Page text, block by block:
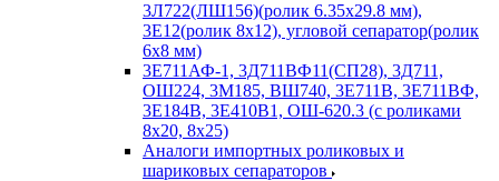
3Л722(ЛШ156)(ролик 6.35х29.8 мм),
3Е12(ролик 8х12), угловой сепаратор(ролик
6х8 мм)
3Е711АФ-1, 3Д711ВФ11(СП28), 3Д711,
ОШ224, 3М185, ВШ740, 3Е711В, 3Е711ВФ,
3Е184В, 3Е410В1, ОШ-620.3 (с роликами
8х20, 8х25)
Аналоги импортных роликовых и
шариковых сепараторов